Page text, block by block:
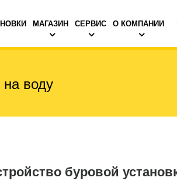
МАГАЗИН СЕРВИС О КОМПАНИИ
на воду
буровой